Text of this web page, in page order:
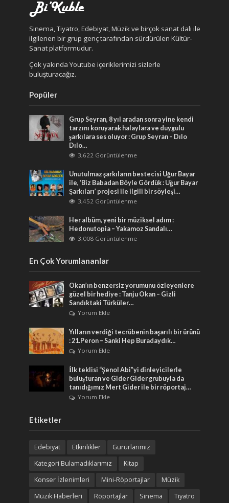
Sinema, Tiyatro, Edebiyat, Müzik ve birçok sanat dalı ile
ilgilenen bir grup genç tarafından sürdürülen Kültür-
Sanat platformudur.
Çok yakında Youtube içeriklerimizi sizlerle
buluşturacağız.
Popüler
Grup Seyran, 8 yıl aradan sonra yine kendi
tarzını koruyarak halaylara ve duygulu
şarkılara ses oluyor : Grup Seyran – Dılo
Dılo…
3,622 Görüntülenme
Unutulmaz şarkıların bestecisi Uğur Bayar
ile, ‘Biz Babadan Böyle Gördük : Uğur Bayar
Şarkıları’ projesi ile ilgili bir söyleşi…
3,452 Görüntülenme
Her albüm, yeni bir müziksel adım :
Hedonutopia – Yakamoz Sandalı…
3,008 Görüntülenme
En Çok Yorumlananlar
Okan’ın benzersiz yorumunu özleyenlere
güzel bir hediye : Tanju Okan – Gizli
Sandıktaki Türküler…
Yorum Ekle
Yılların verdiği tecrübenin başarılı bir ürünü
: 21.Peron – Sanki Hep Buradaydık…
Yorum Ekle
İlk teklisi “Şenol Abi”yi dinleyicilerle
buluşturan ve Gider Gider grubuyla da
tanıdığımız Mert Gider ile bir röportaj…
Yorum Ekle
Etiketler
Edebiyat Etkinlikler
Gururlarımız
Kategori Bulamadıklarımız
Kitap
Konser İzlenimleri
Mini-Röportajlar
Müzik
Müzik Haberleri
Röportajlar Sinema Tiyatro